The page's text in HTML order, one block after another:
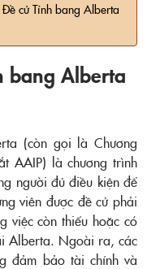
cử Tỉnh bang Alberta
bang Alberta
(còn gọi là Chương
AAIP) là chương trình
người đủ điều kiện để
viên được đề cử phải
việc còn thiếu hoặc có
Alberta. Ngoài ra, các
đảm bảo tài chính và